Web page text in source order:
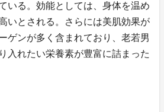
いる。効能としては、身体を温め
いとされる。さらには美肌効果が
ゲンが多く含まれており、老若男
入れたい栄養素が豊富に詰まった